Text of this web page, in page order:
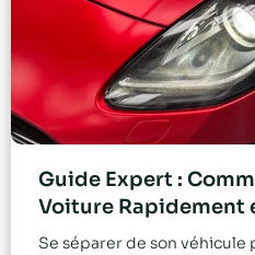
Guide Expert :
Voiture Rapidement
Se séparer de son